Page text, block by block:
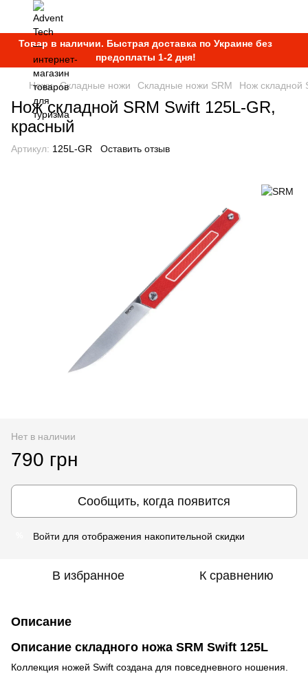
Товар в наличии. Быстрая доставка по Украине без
предоплаты 1-2 дня!
Ножи Складные ножи Складные ножи SRM Нож складной
Нож складной SRM Swift 125L-GR,
красный
Артикул: 125L-GR Оставить отзыв
Нет в наличии
790 грн
Сообщить, когда появится
Войти для отображения накопительной скидки
В избранное К сравнению
Описание
Описание складного ножа SRM Swift 125L
Коллекция ножей Swift создана для повседневного ношения.